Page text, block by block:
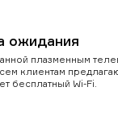
ожидания
плазменным
клиентам
бесплатный Wi-Fi.